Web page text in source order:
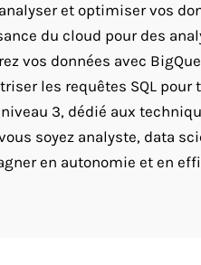
et optimiser vos
du cloud pour des
vos données avec
les requêtes SQL
3, dédié aux
soyez analyste, data
en autonomie et en